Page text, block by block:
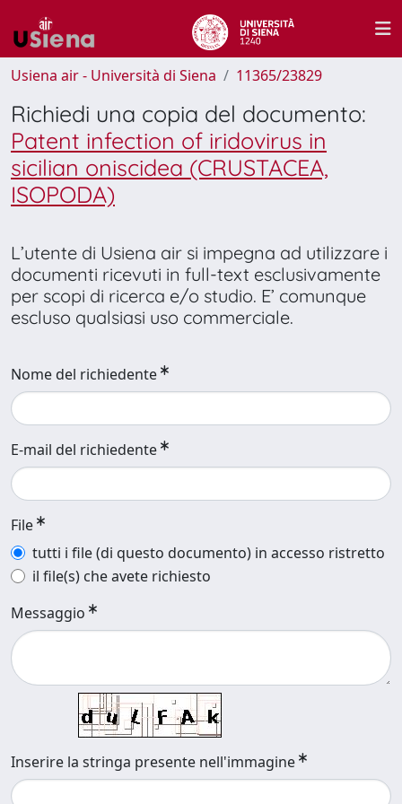
Usiena air - Università di Siena 11365/23829
Richiedi una copia del documento:
Patent infection of iridovirus in
sicilian oniscidea (CRUSTACEA,
ISOPODA)
L’utente di Usiena air si impegna ad utilizzare i
documenti ricevuti in full-text esclusivamente
per scopi di ricerca e/o studio. E’ comunque
escluso qualsiasi uso commerciale.
Nome del richiedente
E-mail del richiedente
File
tutti i file (di questo documento) in accesso ristretto
il file(s) che avete richiesto
Messaggio
Inserire la stringa presente nell'immagine